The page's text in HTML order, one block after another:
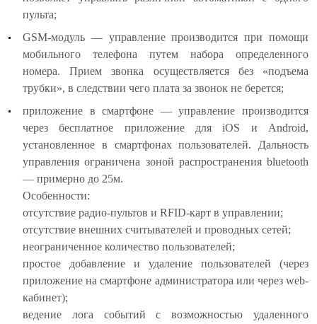
пульта;
GSM-модуль — управление производится при помощи
мобильного телефона путем набора определенного
номера. Прием звонка осуществляется без «подъема
трубки», в следствии чего плата за звонок не берется;
приложение в смартфоне — управление производится
через бесплатное приложение для iOS и Android,
установленное в смартфонах пользователей. Дальность
управления ограничена зоной распространения bluetooth
— примерно до 25м.
Особенности:
отсутствие радио-пультов и RFID-карт в управлении;
отсутствие внешних считывателей и проводных сетей;
неограниченное количество пользователей;
простое добавление и удаление пользователей (через
приложение на смартфоне администратора или через web-
кабинет);
ведение лога событий с возможностью удаленного